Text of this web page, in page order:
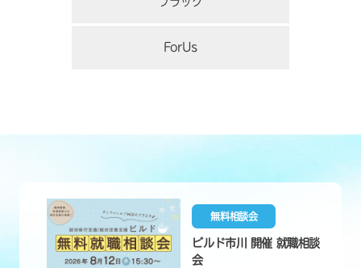
ForUs
無料相談会
ビルド市川 開催 就職相談
会